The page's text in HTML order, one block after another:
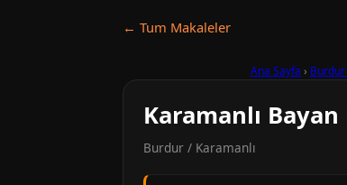
← Tum Makaleler
Ana Sayfa ›
Karamanlı
Burdur / Karamanlı